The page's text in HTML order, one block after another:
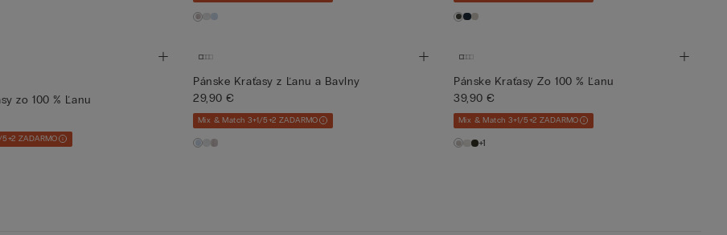
zo 100 % Ľanu
ZADARMO
Pánske Kraťasy z Ľanu a Bavlny
29,90 €
Mix & Match 3+1/5+2 ZADARMO
Pánske Kraťasy Zo 100 % Ľanu
39,90 €
Mix & Match 3+1/5+2 ZADARMO
+1